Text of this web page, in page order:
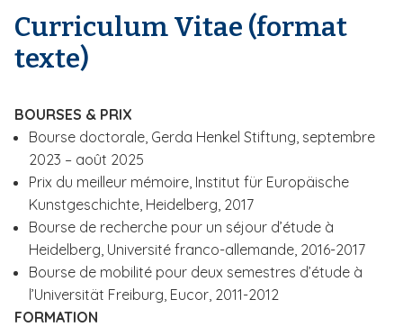
Curriculum Vitae (format
texte)
BOURSES & PRIX
Bourse doctorale, Gerda Henkel Stiftung, septembre
2023 – août 2025
Prix du meilleur mémoire, Institut für Europäische
Kunstgeschichte, Heidelberg, 2017
Bourse de recherche pour un séjour d’étude à
Heidelberg, Université franco-allemande, 2016-2017
Bourse de mobilité pour deux semestres d’étude à
l’Universität Freiburg, Eucor, 2011-2012
FORMATION